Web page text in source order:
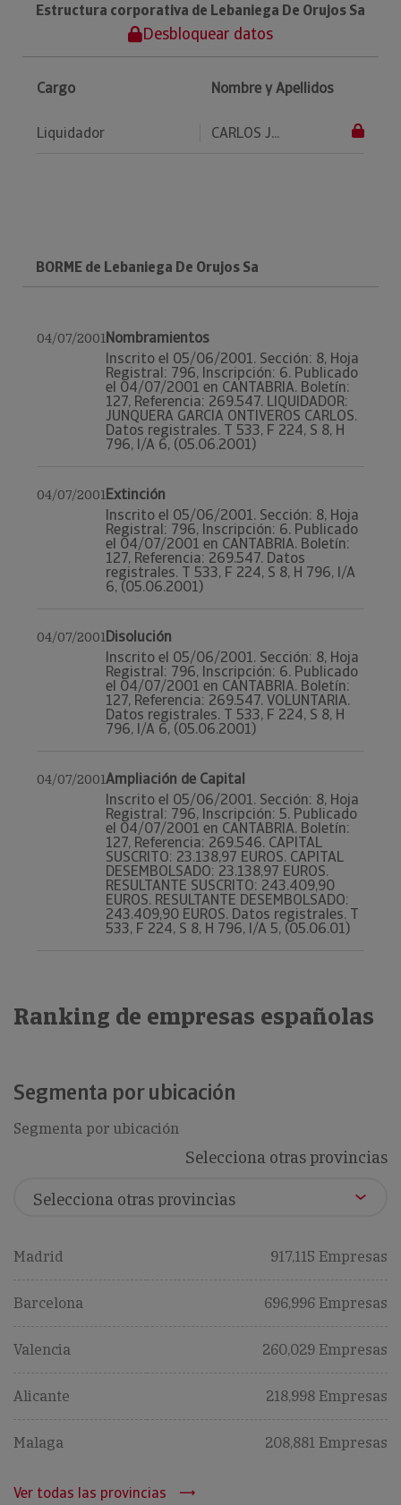
Estructura corporativa de Lebaniega De Orujos Sa
Desbloquear datos
Cargo Nombre y Apellidos
Liquidador CARLOS J...
BORME de Lebaniega De Orujos Sa
04/07/2001Nombramientos
Inscrito el 05/06/2001. Sección: 8, Hoja
Registral: 796, Inscripción: 6. Publicado
el 04/07/2001 en CANTABRIA. Boletín:
127, Referencia: 269.547. LIQUIDADOR:
JUNQUERA GARCIA ONTIVEROS CARLOS.
Datos registrales. T 533, F 224, S 8, H
796, I/A 6, (05.06.2001)
04/07/2001Extinción
Inscrito el 05/06/2001. Sección: 8, Hoja
Registral: 796, Inscripción: 6. Publicado
el 04/07/2001 en CANTABRIA. Boletín:
127, Referencia: 269.547. Datos
registrales. T 533, F 224, S 8, H 796, I/A
6, (05.06.2001)
04/07/2001Disolución
Inscrito el 05/06/2001. Sección: 8, Hoja
Registral: 796, Inscripción: 6. Publicado
el 04/07/2001 en CANTABRIA. Boletín:
127, Referencia: 269.547. VOLUNTARIA.
Datos registrales. T 533, F 224, S 8, H
796, I/A 6, (05.06.2001)
04/07/2001Ampliación de Capital
Inscrito el 05/06/2001. Sección: 8, Hoja
Registral: 796, Inscripción: 5. Publicado
el 04/07/2001 en CANTABRIA. Boletín:
127, Referencia: 269.546. CAPITAL
SUSCRITO: 23.138,97 EUROS. CAPITAL
DESEMBOLSADO: 23.138,97 EUROS.
RESULTANTE SUSCRITO: 243.409,90
EUROS. RESULTANTE DESEMBOLSADO:
243.409,90 EUROS. Datos registrales. T
533, F 224, S 8, H 796, I/A 5, (05.06.01)
Ranking de empresas españolas
Segmenta por ubicación
Segmenta por ubicación
Selecciona otras provincias
Madrid 917,115 Empresas
Barcelona 696,996 Empresas
Valencia 260,029 Empresas
Alicante 218,998 Empresas
Malaga 208,881 Empresas
Ver todas las provincias